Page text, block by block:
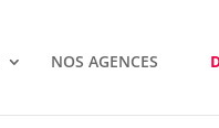
NOS AGENCES